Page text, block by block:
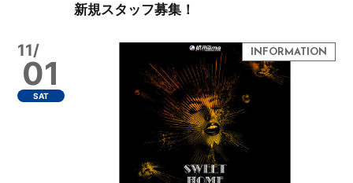
新規スタッフ募集！
11/
01
SAT